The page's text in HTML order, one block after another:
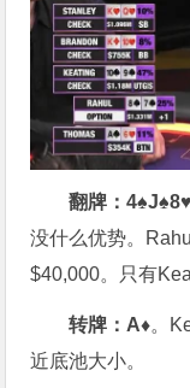
翻牌：4♠J♠8♥
没什么优势。
$40,000。只有
转牌： A♦。
近底池大小。